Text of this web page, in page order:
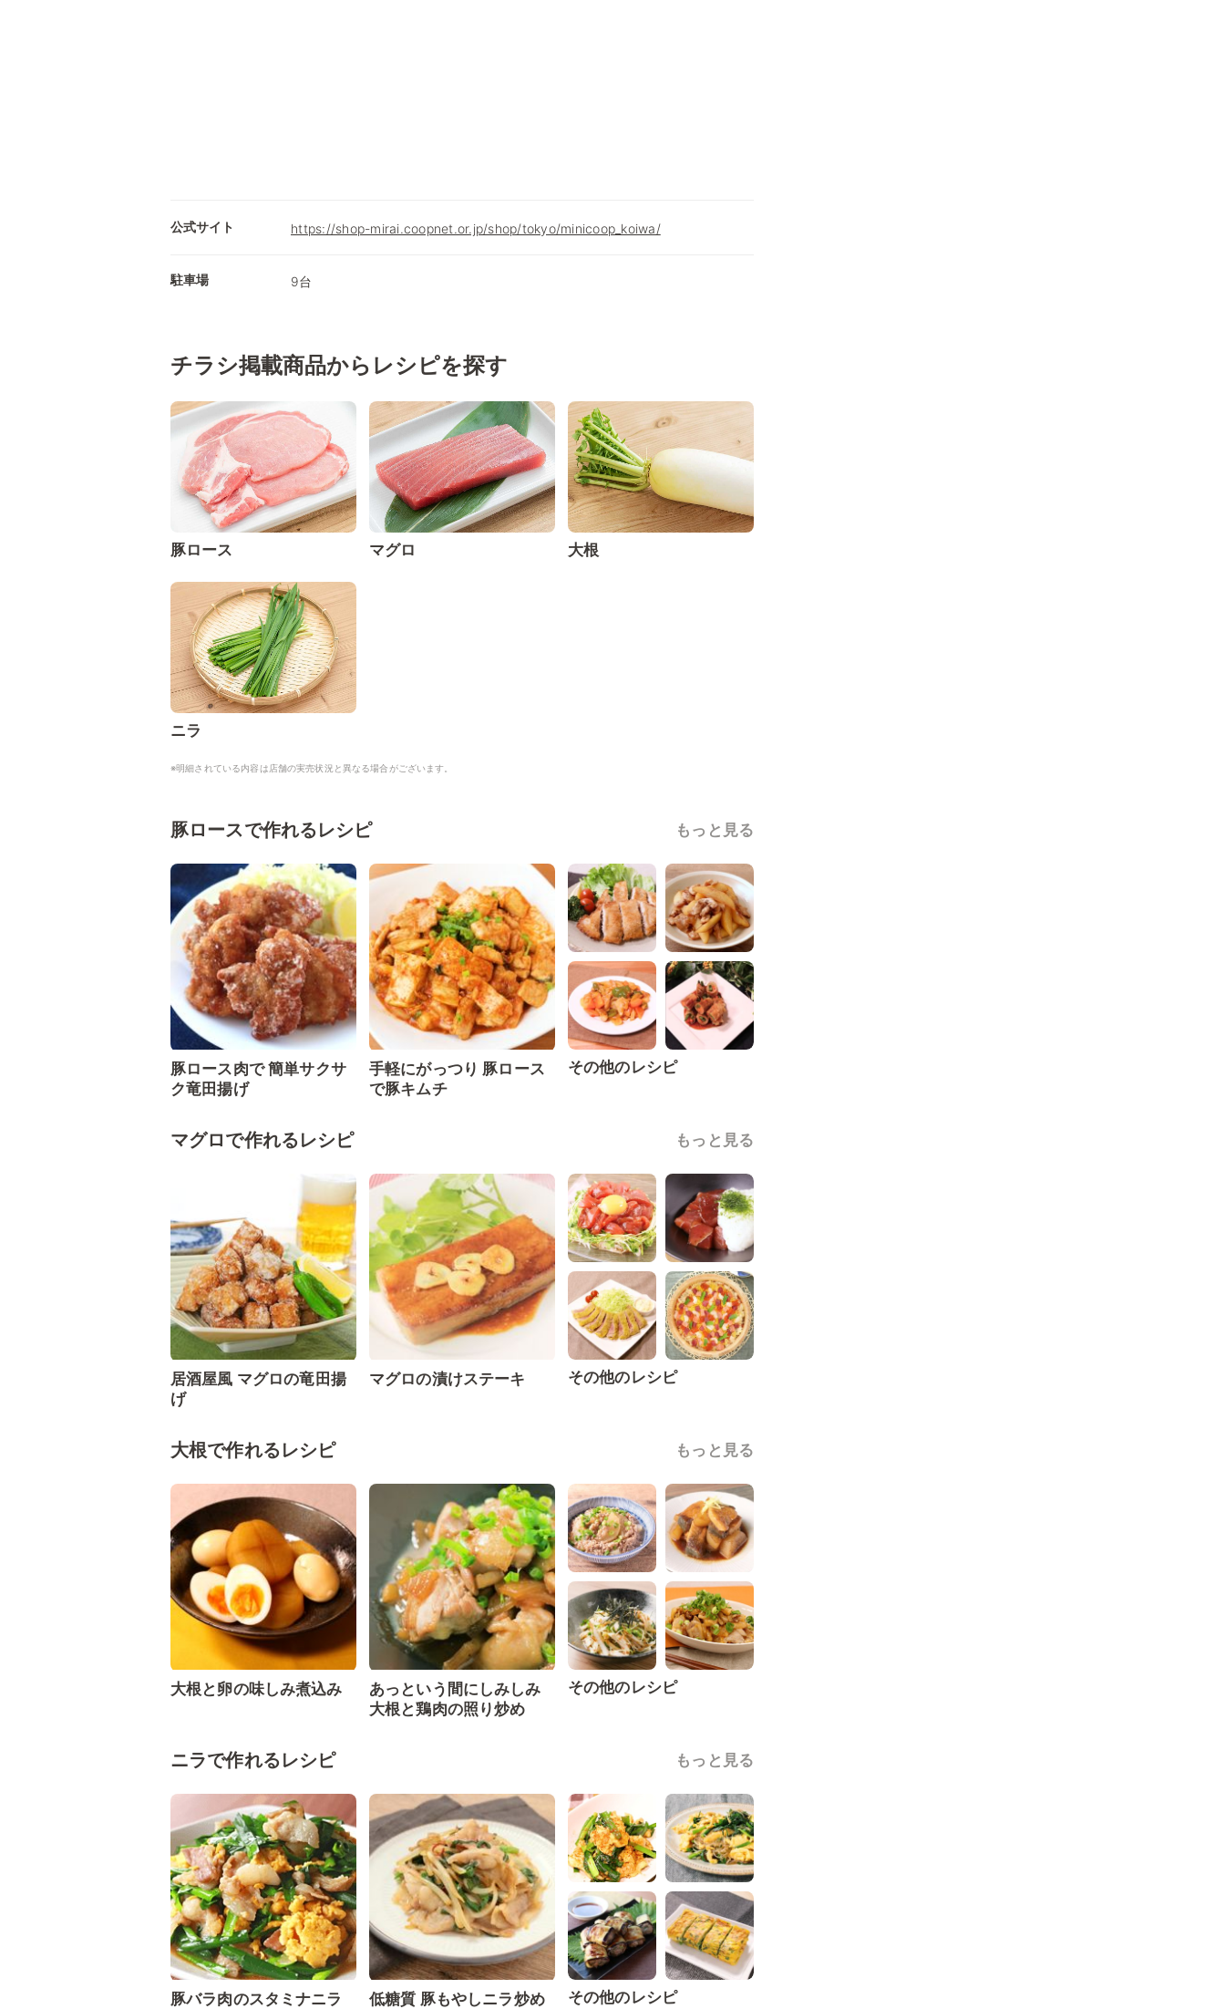
公式サイト https://shop-mirai.coopnet.or.jp/shop/tokyo/minicoop_koiwa/
駐車場 9台
チラシ掲載商品からレシピを探す
豚ロース マグロ 大根
ニラ
※明細されている内容は店舗の実売状況と異なる場合がございます。
豚ロースで作れるレシピ もっと見る
豚ロース肉で 簡単サクサ
ク竜田揚げ
手軽にがっつり 豚ロース
で豚キムチ
その他のレシピ
マグロで作れるレシピ もっと見る
居酒屋風 マグロの竜田揚
げ
マグロの漬けステーキ その他のレシピ
大根で作れるレシピ もっと見る
大根と卵の味しみ煮込み
あっという間にしみしみ
大根と鶏肉の照り炒め
その他のレシピ
ニラで作れるレシピ もっと見る
豚バラ肉のスタミナニラ 低糖質 豚もやしニラ炒め その他のレシピ